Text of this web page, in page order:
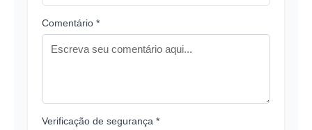
Comentário *
Verificação de segurança *